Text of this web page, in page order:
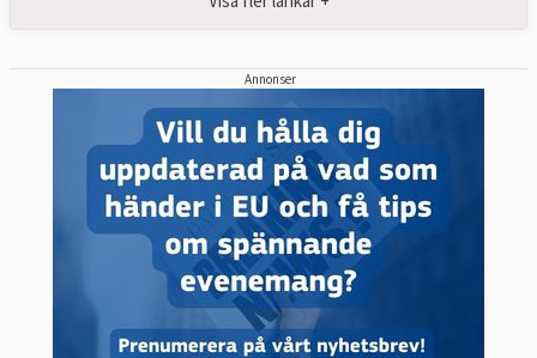
Annonser